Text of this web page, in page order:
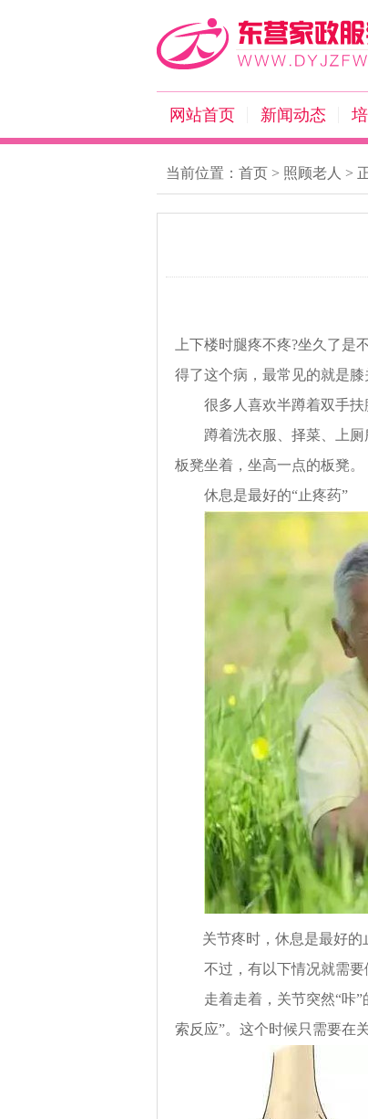
网站首页 新闻动态
当前位置： 首页 > 照顾老人 >
上下楼时腿疼不疼?坐久了是
得了这个病，最常见的就是
很多人喜欢半蹲着双手扶膝
蹲着洗衣服、择菜、上厕
板凳坐着，坐高一点的板凳。
休息是最好的“止疼药”
关节疼时，休息是最好的
不过，有以下情况就需要
走着走着，关节突然“咔”
索反应”。这个时候只需要在